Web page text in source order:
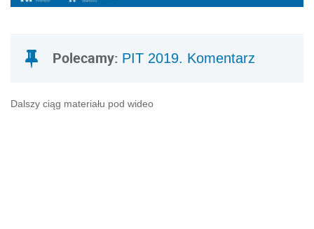
Polecamy: PIT 2019. Komentarz
Dalszy ciąg materiału pod wideo